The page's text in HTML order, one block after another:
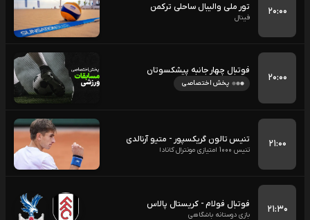
۲۰:۰۰ تور ملی والیبال ساحلی ترکمن
فینال
۲۰:۰۰
فوتبال چهار جانبه پیشکسوتان
پخش اختصاصی
۲۱:۰۰ تنیس تالون گریکسپور - متیو آرنالدی
تنیس 1000 امتیازی مونترال کانادا
۲۱:۳۰ فوتبال فولام - کریستال پالاس
بازی دوستانه باشگاهی